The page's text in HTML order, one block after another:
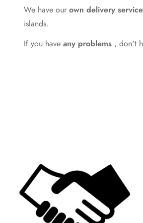
We have our own delivery
islands.
If you have any problems , don't